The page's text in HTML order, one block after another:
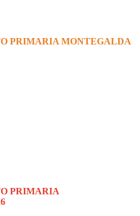
PRIMARIA MONTEGALDA
PRIMARIA